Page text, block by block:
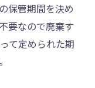
保管期間を決め
要なので廃棄す
て定められた期